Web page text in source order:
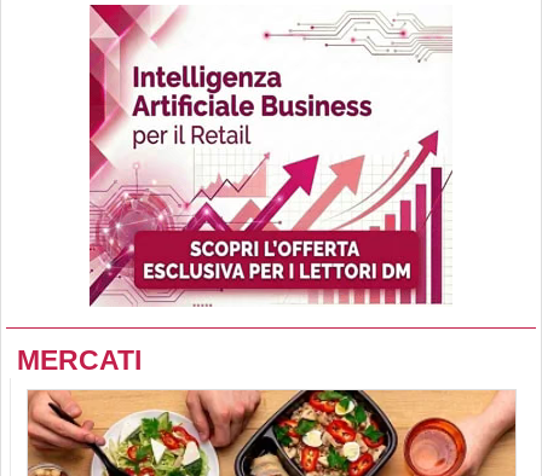
MERCATI